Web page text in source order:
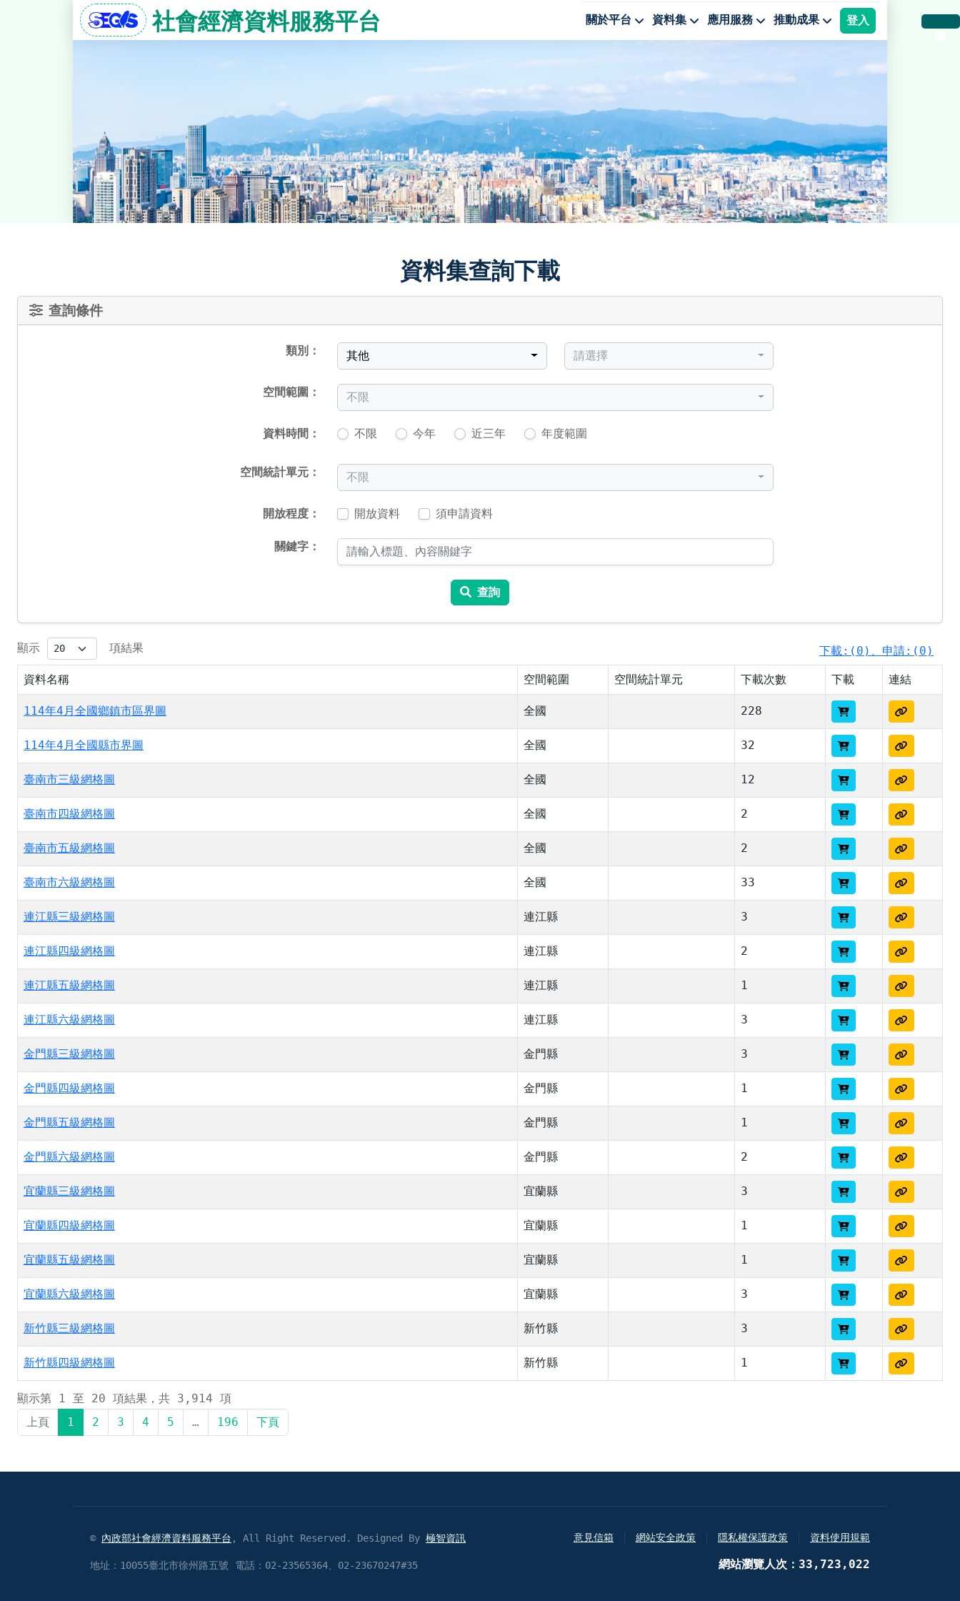
社會經濟資料服務平台 關於平台 資料集 應用服務 推動成果 登入
資料集查詢下載
查詢條件
類別： 中類
其他
小類 請選擇
空間範圍： 不限
資料時間： 不限 今年 近三年 年度範圍
空間統計單元： 不限
開放程度： 開放資料 須申請資料
關鍵字：
查詢
顯示 項結果 下載:(0)、申請:(0)
資料名稱 空間範圍 空間統計單元 下載次數 下載 連結
114年4月全國鄉鎮市區界圖 全國 228
114年4月全國縣市界圖 全國 32
臺南市三級網格圖 全國 12
臺南市四級網格圖 全國 2
臺南市五級網格圖 全國 2
臺南市六級網格圖 全國 33
連江縣三級網格圖 連江縣 3
連江縣四級網格圖 連江縣 2
連江縣五級網格圖 連江縣 1
連江縣六級網格圖 連江縣 3
金門縣三級網格圖 金門縣 3
金門縣四級網格圖 金門縣 1
金門縣五級網格圖 金門縣 1
金門縣六級網格圖 金門縣 2
宜蘭縣三級網格圖 宜蘭縣 3
宜蘭縣四級網格圖 宜蘭縣 1
宜蘭縣五級網格圖 宜蘭縣 1
宜蘭縣六級網格圖 宜蘭縣 3
新竹縣三級網格圖 新竹縣 3
新竹縣四級網格圖 新竹縣 1
顯示第 1 至 20 項結果，共 3,914 項
上頁
1 2 3 4 5 … 196 下頁
© 內政部社會經濟資料服務平台 , All Right Reserved. Designed By 極智資訊
地址：10055臺北市徐州路五號 電話：02-23565364、02-23670247#35
意見信箱 網站安全政策 隱私權保護政策 資料使用規範
網站瀏覽人次：33,723,022